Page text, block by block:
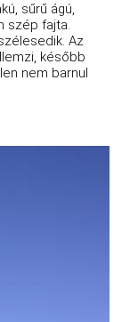
sűrű ágú,
szép fajta.
Az
később
nem barnul